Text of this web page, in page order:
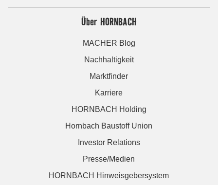
Über HORNBACH
MACHER Blog
Nachhaltigkeit
Marktfinder
Karriere
HORNBACH Holding
Hornbach Baustoff Union
Investor Relations
Presse/Medien
HORNBACH Hinweisgebersystem